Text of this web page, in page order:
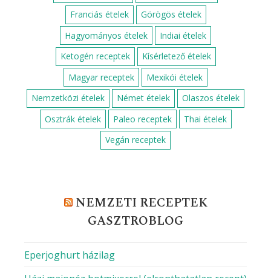
Franciás ételek
Görögös ételek
Hagyományos ételek
Indiai ételek
Ketogén receptek
Kísérletező ételek
Magyar receptek
Mexikói ételek
Nemzetközi ételek
Német ételek
Olaszos ételek
Osztrák ételek
Paleo receptek
Thai ételek
Vegán receptek
NEMZETI RECEPTEK
GASZTROBLOG
Eperjoghurt házilag